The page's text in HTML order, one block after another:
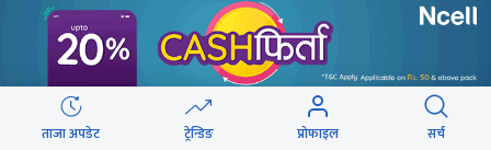
Chandra Rai
२०८१ साउन २७ गते २३:२९
भ्रष्टाचारबाट उन्मुक्ति पाउने दाउ! लाज लाग्दैन सरकार - कानुनै
बनाएर आफू र आफ्नालाई बचाउने झेल्ली गर्न??? बरु,
ताजा अपडेट ट्रेन्डिङ प्रोफाइल सर्च